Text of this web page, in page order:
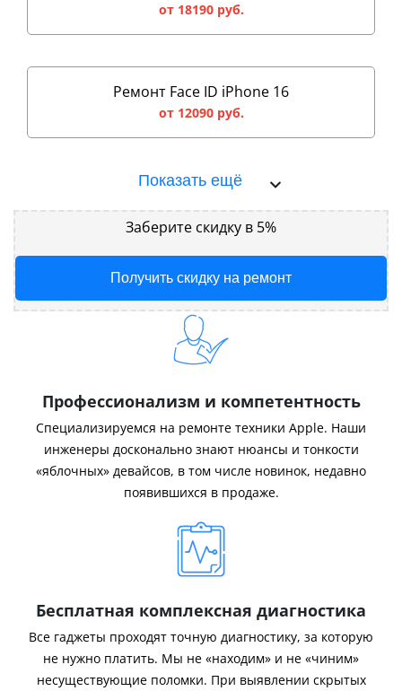
от 18190 руб.
Ремонт Face ID iPhone 16
от 12090 руб.
Показать ещё
Заберите скидку в 5%
Получить скидку на ремонт
Профессионализм и компетентность
Специализируемся на ремонте техники Apple. Наши
инженеры досконально знают нюансы и тонкости
«яблочных» девайсов, в том числе новинок, недавно
появившихся в продаже.
Бесплатная комплексная диагностика
Все гаджеты проходят точную диагностику, за которую
не нужно платить. Мы не «находим» и не «чиним»
несуществующие поломки. При выявлении скрытых